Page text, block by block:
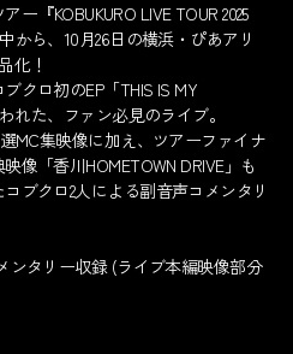
ー『KOBUKURO LIVE TOUR 2025
から、10月26日の横浜・ぴあアリ
化！
クロ初のEP「THIS IS MY
れた、ファン必見のライブ。
MC集映像に加え、ツアーファイナ
像「香川HOMETOWN DRIVE」も
ブクロ2人による副音声コメンタリ
ンタリー収録 (ライブ本編映像部分